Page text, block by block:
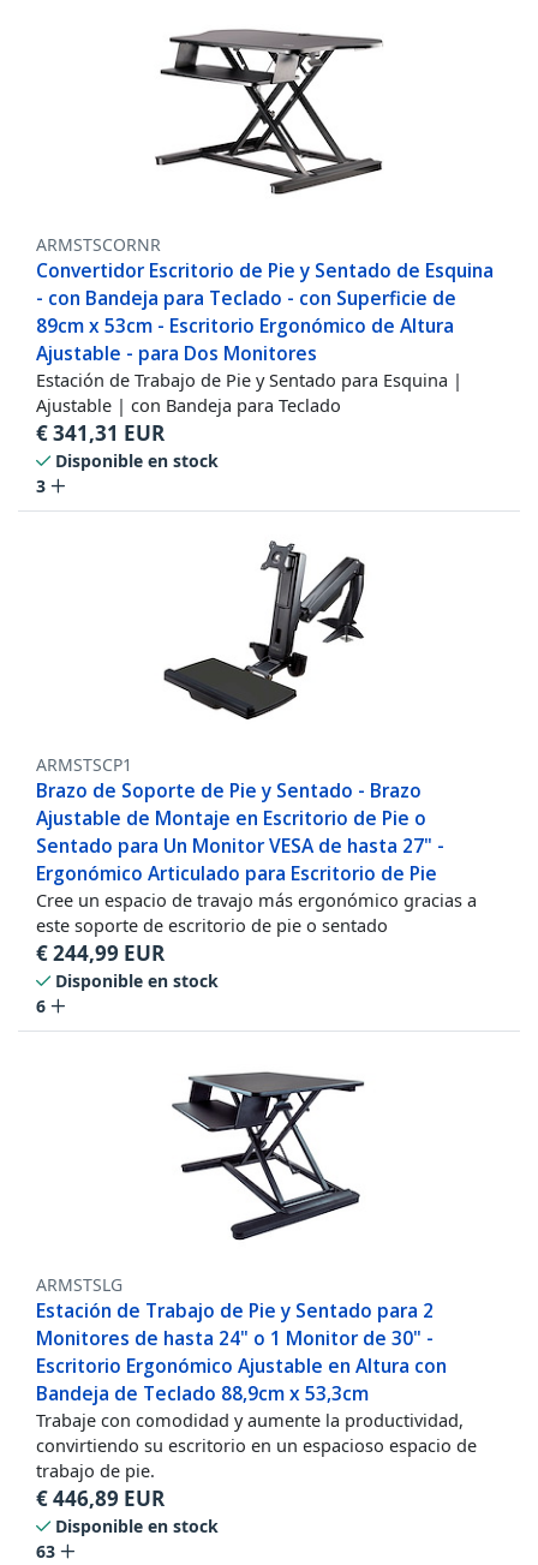
ARMSTSCORNR
Convertidor Escritorio de Pie y Sentado de Esquina
- con Bandeja para Teclado - con Superficie de
89cm x 53cm - Escritorio Ergonómico de Altura
Ajustable - para Dos Monitores
Estación de Trabajo de Pie y Sentado para Esquina |
Ajustable | con Bandeja para Teclado
€341,31 EUR
Disponible en stock
3
ARMSTSCP1
Brazo de Soporte de Pie y Sentado - Brazo
Ajustable de Montaje en Escritorio de Pie o
Sentado para Un Monitor VESA de hasta 27" -
Ergonómico Articulado para Escritorio de Pie
Cree un espacio de travajo más ergonómico gracias a
este soporte de escritorio de pie o sentado
€244,99 EUR
Disponible en stock
6
ARMSTSLG
Estación de Trabajo de Pie y Sentado para 2
Monitores de hasta 24" o 1 Monitor de 30" -
Escritorio Ergonómico Ajustable en Altura con
Bandeja de Teclado 88,9cm x 53,3cm
Trabaje con comodidad y aumente la productividad,
convirtiendo su escritorio en un espacioso espacio de
trabajo de pie.
€446,89 EUR
Disponible en stock
63